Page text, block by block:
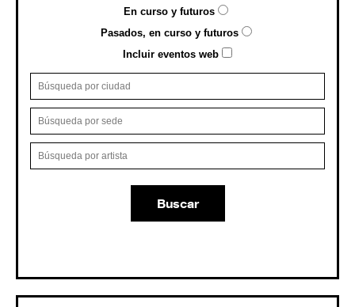
En curso y futuros
Pasados, en curso y futuros
Incluir eventos web
Buscar